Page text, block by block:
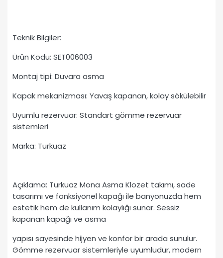
Teknik Bilgiler:
Ürün Kodu: SET006003
Montaj tipi: Duvara asma
Kapak mekanizması: Yavaş kapanan, kolay sökülebilir
Uyumlu rezervuar: Standart gömme rezervuar
sistemleri
Marka: Turkuaz
Açıklama: Turkuaz Mona Asma Klozet takımı, sade
tasarımı ve fonksiyonel kapağı ile banyonuzda hem
estetik hem de kullanım kolaylığı sunar. Sessiz
kapanan kapağı ve asma
yapısı sayesinde hijyen ve konfor bir arada sunulur.
Gömme rezervuar sistemleriyle uyumludur, modern